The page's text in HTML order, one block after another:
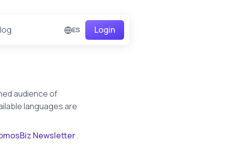
ES Login
audience of
languages are
Newsletter.